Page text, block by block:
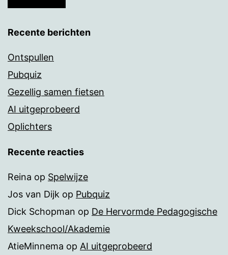
Recente berichten
Ontspullen
Pubquiz
Gezellig samen fietsen
AI uitgeprobeerd
Oplichters
Recente reacties
Reina op Spelwijze
Jos van Dijk op Pubquiz
Dick Schopman op De Hervormde Pedagogische
Kweekschool/Akademie
AtieMinnema op AI uitgeprobeerd